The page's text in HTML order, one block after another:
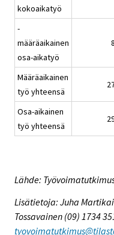
kokoaikatyö
-
määräaikainen
osa-aikatyö
Määräaikainen
työ yhteensä
Osa-aikainen
työ yhteensä
Lähde:
Lisätietoja: Juha
Tossavainen (09) 1734